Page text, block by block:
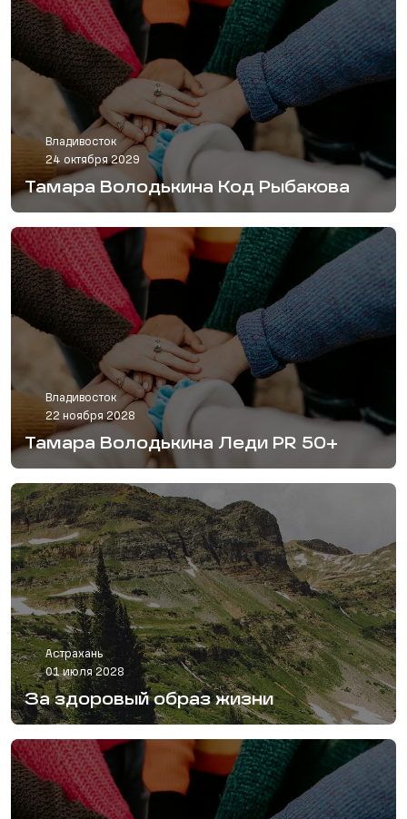
Владивосток
24 октября 2029
Тамара Володькина Код Рыбакова
Владивосток
22 ноября 2028
Тамара Володькина Леди PR 50+
Астрахань
01 июля 2028
За здоровый образ жизни